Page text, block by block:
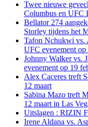
Twee nieuwe
Columbus en UFC
Bellator 274
Storley tijdens het
Tafon Nchukwi vs.
UFC evenement
Johnny Walker vs.
evenement op 19
Alex Caceres treft
12 maart
Sabina Mazo treft
12 maart in Las
Uitslagen : RIZIN
Irene Aldana vs.